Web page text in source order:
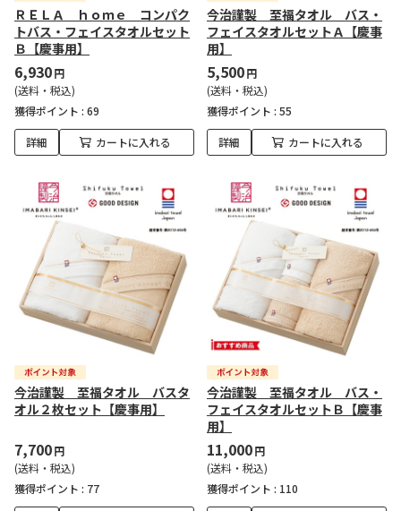
ＲＥＬＡ ｈｏｍｅ コンパク
トバス・フェイスタオルセット
Ｂ【慶事用】
6,930円
(送料・税込)
獲得ポイント : 69
詳細 カートに入れる
今治謹製 至福タオル バス・
フェイスタオルセットＡ【慶事
用】
5,500円
(送料・税込)
獲得ポイント : 55
詳細 カートに入れる
今治謹製 至福タオル バスタ
オル２枚セット【慶事用】
7,700円
(送料・税込)
獲得ポイント : 77
今治謹製 至福タオル バス・
フェイスタオルセットＢ【慶事
用】
11,000円
(送料・税込)
獲得ポイント : 110